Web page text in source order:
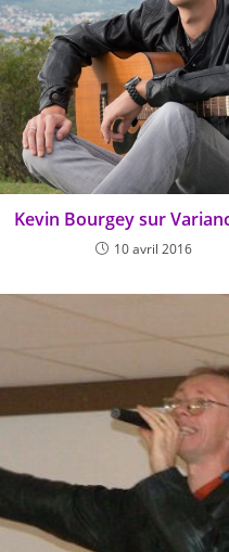
Kevin Bourgey sur
10 avril 2016